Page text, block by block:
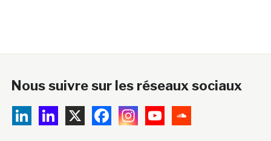
Nous suivre sur les réseaux sociaux